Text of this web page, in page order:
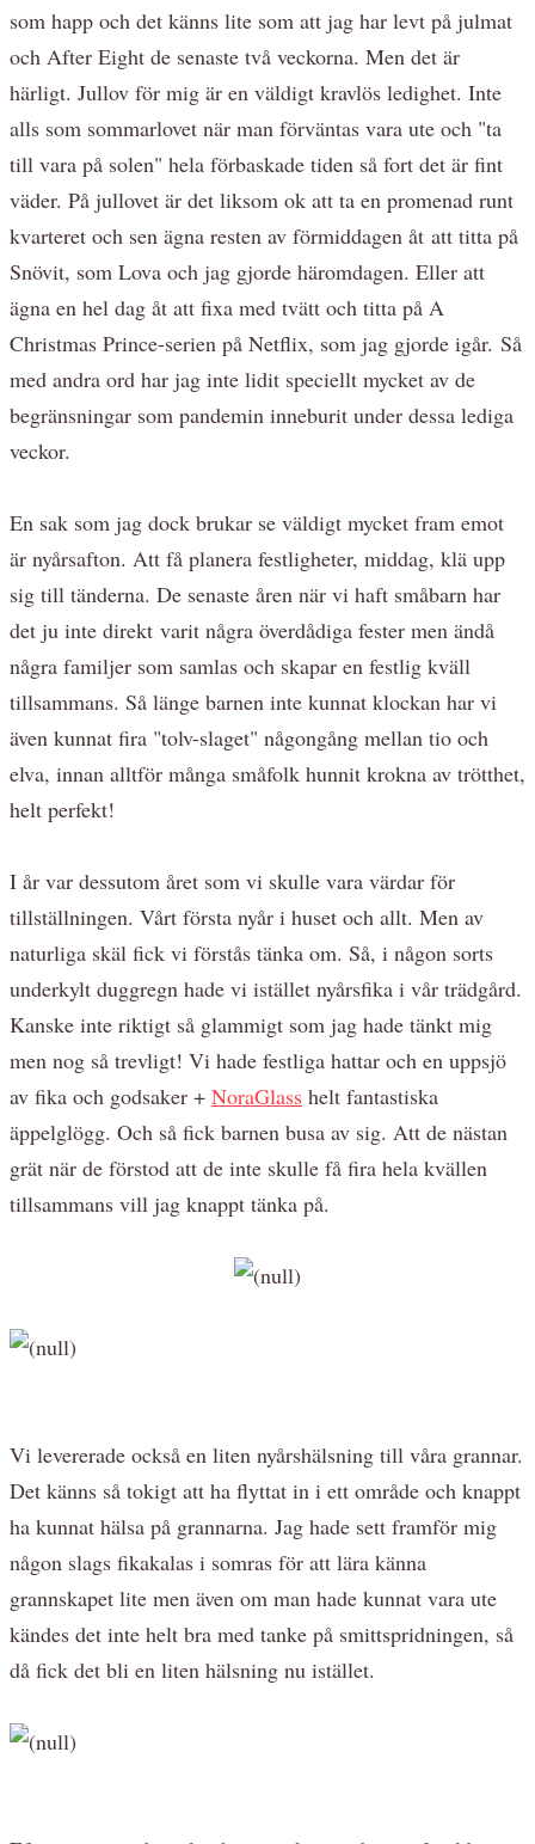
som happ och det känns lite som att jag har levt på julmat
och After Eight de senaste två veckorna. Men det är
härligt. Jullov för mig är en väldigt kravlös ledighet. Inte
alls som sommarlovet när man förväntas vara ute och "ta
till vara på solen" hela förbaskade tiden så fort det är fint
väder. På jullovet är det liksom ok att ta en promenad runt
kvarteret och sen ägna resten av förmiddagen åt att titta på
Snövit, som Lova och jag gjorde häromdagen. Eller att
ägna en hel dag åt att fixa med tvätt och titta på A
Christmas Prince-serien på Netflix, som jag gjorde igår. Så
med andra ord har jag inte lidit speciellt mycket av de
begränsningar som pandemin inneburit under dessa lediga
veckor.
En sak som jag dock brukar se väldigt mycket fram emot
är nyårsafton. Att få planera festligheter, middag, klä upp
sig till tänderna. De senaste åren när vi haft småbarn har
det ju inte direkt varit några överdådiga fester men ändå
några familjer som samlas och skapar en festlig kväll
tillsammans. Så länge barnen inte kunnat klockan har vi
även kunnat fira "tolv-slaget" någongång mellan tio och
elva, innan alltför många småfolk hunnit krokna av trötthet,
helt perfekt!
I år var dessutom året som vi skulle vara värdar för
tillställningen. Vårt första nyår i huset och allt. Men av
naturliga skäl fick vi förstås tänka om. Så, i någon sorts
underkylt duggregn hade vi istället nyårsfika i vår trädgård.
Kanske inte riktigt så glammigt som jag hade tänkt mig
men nog så trevligt! Vi hade festliga hattar och en uppsjö
av fika och godsaker + NoraGlass helt fantastiska
äppelglögg. Och så fick barnen busa av sig. Att de nästan
grät när de förstod att de inte skulle få fira hela kvällen
tillsammans vill jag knappt tänka på.
Vi levererade också en liten nyårshälsning till våra grannar.
Det känns så tokigt att ha flyttat in i ett område och knappt
ha kunnat hälsa på grannarna. Jag hade sett framför mig
någon slags fikakalas i somras för att lära känna
grannskapet lite men även om man hade kunnat vara ute
kändes det inte helt bra med tanke på smittspridningen, så
då fick det bli en liten hälsning nu istället.